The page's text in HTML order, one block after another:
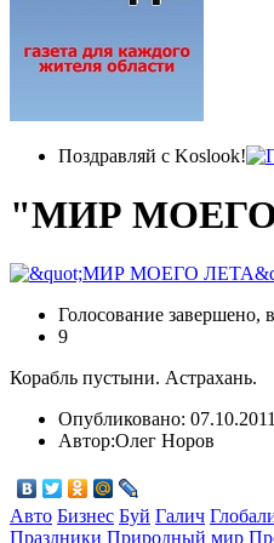
Поздравляй с Koslook!
"МИР
Голосование завершено,
9
Корабль пустыни. Астрахань.
Опубликовано:
Автор:Олег Норов
Авто Бизнес Буй Галич
Праздники Природный мир